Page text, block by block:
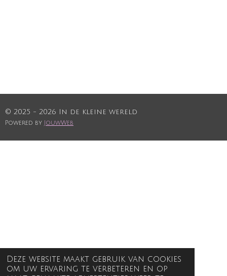
Deze website maakt gebruik van cookies
om uw ervaring te verbeteren en op
© 2025 - 2026 In de kleine wereld
Powered by JouwWeb